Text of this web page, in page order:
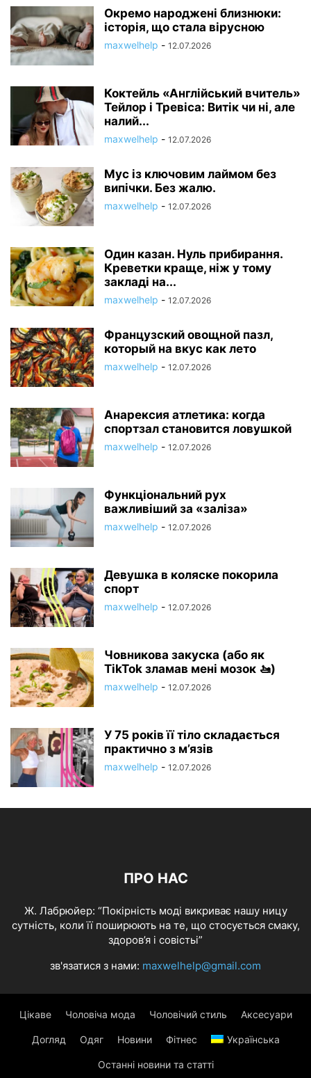
Окремо народжені близнюки:
історія, що стала вірусною
maxwelhelp - 12.07.2026
Коктейль «Англійський вчитель»
Тейлор і Тревіса: Витік чи ні, але
налий...
maxwelhelp - 12.07.2026
Мус із ключовим лаймом без
випічки. Без жалю.
maxwelhelp - 12.07.2026
Один казан. Нуль прибирання.
Креветки краще, ніж у тому
закладі на...
maxwelhelp - 12.07.2026
Французский овощной пазл,
который на вкус как лето
maxwelhelp - 12.07.2026
Анарексия атлетика: когда
спортзал становится ловушкой
maxwelhelp - 12.07.2026
Функціональний рух
важливіший за «заліза»
maxwelhelp - 12.07.2026
Девушка в коляске покорила
спорт
maxwelhelp - 12.07.2026
Човникова закуска (або як
TikTok зламав мені мозок 🚤)
maxwelhelp - 12.07.2026
У 75 років її тіло складається
практично з м’язів
maxwelhelp - 12.07.2026
ПРО НАС
Ж. Лабрюйер: “Покірність моді викриває нашу ницу
сутність, коли її поширюють на те, що стосується смаку,
здоров’я і совістьі”
зв'язатися з нами: maxwelhelp@gmail.com
Цікаве Чоловіча мода Чоловічий стиль Аксесуари
Догляд Одяг Новини Фітнес Українська
Останні новини та статті